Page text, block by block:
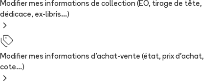
Modifier mes informations de collection (EO, tirage de tête,
dédicace, ex-libris...)
Modifier mes informations d'achat-vente (état, prix d'achat,
cote...)